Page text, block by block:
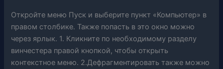
Откройте меню Пуск и выберите пункт «Компьютер» в
правом столбике. Также попасть в это окно можно
через ярлык. 1. Кликните по необходимому разделу
винчестера правой кнопкой, чтобы открыть
контекстное меню. 2.Дефрагментировать также можно